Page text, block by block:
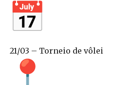
21/03 – Torneio de vôlei